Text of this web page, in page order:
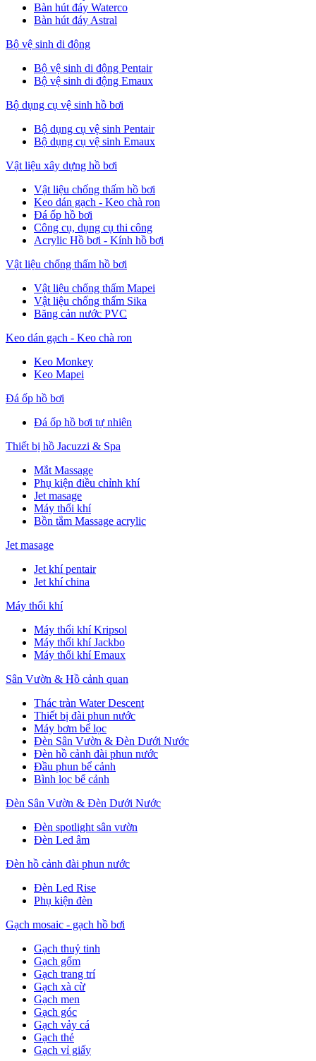
Bàn hút đáy Waterco
Bàn hút đáy Astral
Bộ vệ sinh di động
Bộ vệ sinh di động Pentair
Bộ vệ sinh di động Emaux
Bộ dụng cụ vệ sinh hồ bơi
Bộ dụng cụ vệ sinh Pentair
Bộ dụng cụ vệ sinh Emaux
Vật liệu xây dựng hồ bơi
Vật liệu chống thấm hồ bơi
Keo dán gạch - Keo chà ron
Đá ốp hồ bơi
Công cụ, dụng cụ thi công
Acrylic Hồ bơi - Kính hồ bơi
Vật liệu chống thấm hồ bơi
Vật liệu chống thấm Mapei
Vật liệu chống thấm Sika
Băng cản nước PVC
Keo dán gạch - Keo chà ron
Keo Monkey
Keo Mapei
Đá ốp hồ bơi
Đá ốp hồ bơi tự nhiên
Thiết bị hồ Jacuzzi & Spa
Mắt Massage
Phụ kiện điều chỉnh khí
Jet masage
Máy thổi khí
Bồn tắm Massage acrylic
Jet masage
Jet khí pentair
Jet khí china
Máy thổi khí
Máy thổi khí Kripsol
Máy thổi khí Jackbo
Máy thổi khí Emaux
Sân Vườn & Hồ cảnh quan
Thác tràn Water Descent
Thiết bị đài phun nước
Máy bơm bể lọc
Đèn Sân Vườn & Đèn Dưới Nước
Đèn hồ cảnh đài phun nước
Đầu phun bể cảnh
Bình lọc bể cảnh
Đèn Sân Vườn & Đèn Dưới Nước
Đèn spotlight sân vườn
Đèn Led âm
Đèn hồ cảnh đài phun nước
Đèn Led Rise
Phụ kiện đèn
Gạch mosaic - gạch hồ bơi
Gạch thuỷ tinh
Gạch gốm
Gạch trang trí
Gạch xà cừ
Gạch men
Gạch góc
Gạch vảy cá
Gạch thẻ
Gạch vỉ giấy